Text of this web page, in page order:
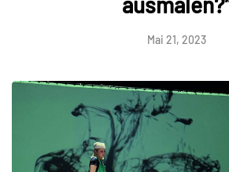
Mai 21, 2023